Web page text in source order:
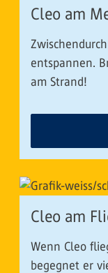
Cleo am
entspannen.
am Strand!
Cleo am
Wenn Cleo
begegnet er